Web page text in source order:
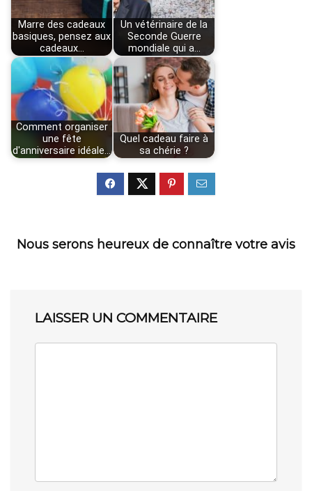
Marre des cadeaux
basiques, pensez aux
cadeaux…
Un vétérinaire de la
Seconde Guerre
mondiale qui a…
Comment organiser
une fête
d'anniversaire idéale…
Quel cadeau faire à
sa chérie ?
Nous serons heureux de connaître votre avis
LAISSER UN COMMENTAIRE